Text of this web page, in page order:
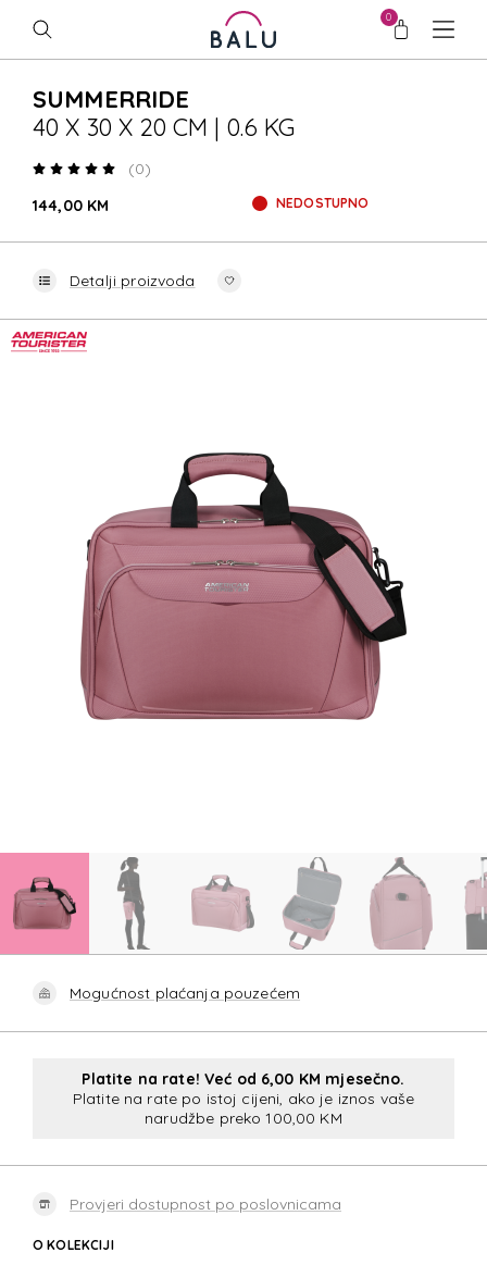
0
SUMMERRIDE
40 X 30 X 20 CM | 0.6 KG
(0)
144,00 KM
NEDOSTUPNO
Detalji proizvoda
Mogućnost plaćanja pouzećem
Platite na rate! Već od 6,00 KM mjesečno.
Platite na rate po istoj cijeni, ako je iznos vaše
narudžbe preko 100,00 KM
Provjeri dostupnost po poslovnicama
O KOLEKCIJI